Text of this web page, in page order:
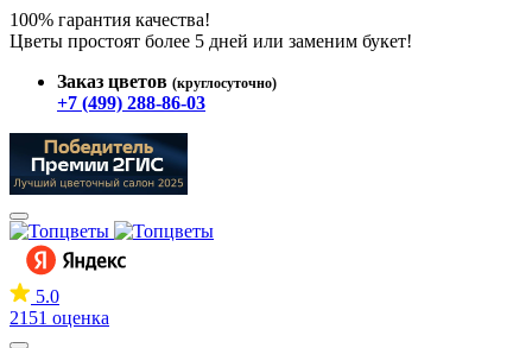
100% гарантия качества!
Цветы простоят более 5 дней или заменим букет!
Заказ цветов (круглосуточно)
+7 (499) 288-86-03
5.0
2151 оценка